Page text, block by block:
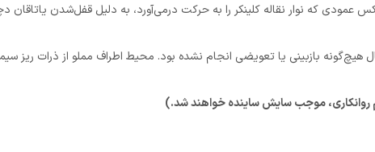
که نوار نقاله کلینکر را به حرکت درمی‌آورد، به دلیل قفل‌شدن
بازبینی یا تعویضی انجام نشده بود. محیط اطراف مملو از ذرات ریز
روانکاری، موجب سایش ساینده خواهند شد.)